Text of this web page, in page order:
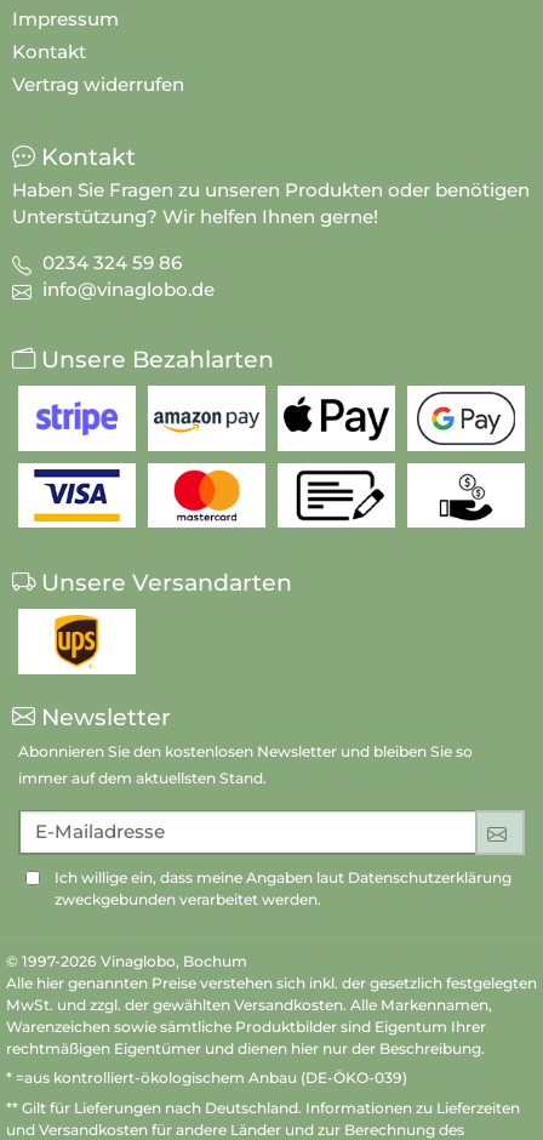
Impressum
Kontakt
Vertrag widerrufen
Kontakt
Haben Sie Fragen zu unseren Produkten oder benötigen
Unterstützung? Wir helfen Ihnen gerne!
0234 324 59 86
info@vinaglobo.de
Unsere Bezahlarten
Unsere Versandarten
Newsletter
Abonnieren Sie den kostenlosen Newsletter und bleiben Sie so
immer auf dem aktuellsten Stand.
E-Mailadresse
Ich willige ein, dass meine Angaben laut Datenschutzerklärung
zweckgebunden verarbeitet werden.
© 1997-2026 Vinaglobo, Bochum
Alle hier genannten Preise verstehen sich inkl. der gesetzlich festgelegten
MwSt. und zzgl. der gewählten Versandkosten. Alle Markennamen,
Warenzeichen sowie sämtliche Produktbilder sind Eigentum Ihrer
rechtmäßigen Eigentümer und dienen hier nur der Beschreibung.
* =aus kontrolliert-ökologischem Anbau (DE-ÖKO-039)
** Gilt für Lieferungen nach Deutschland. Informationen zu Lieferzeiten
und Versandkosten für andere Länder und zur Berechnung des